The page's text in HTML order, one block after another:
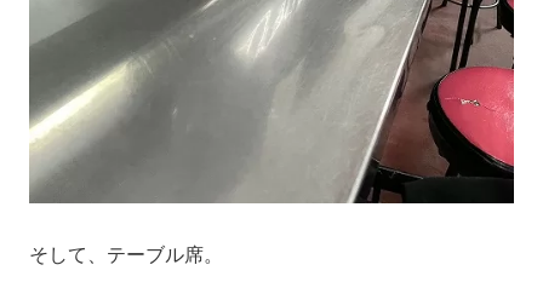
そして、テーブル席。